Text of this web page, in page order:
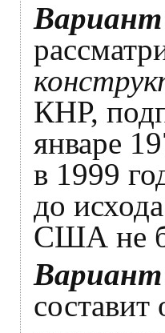
КНР,
январе
в 1999
до
США не